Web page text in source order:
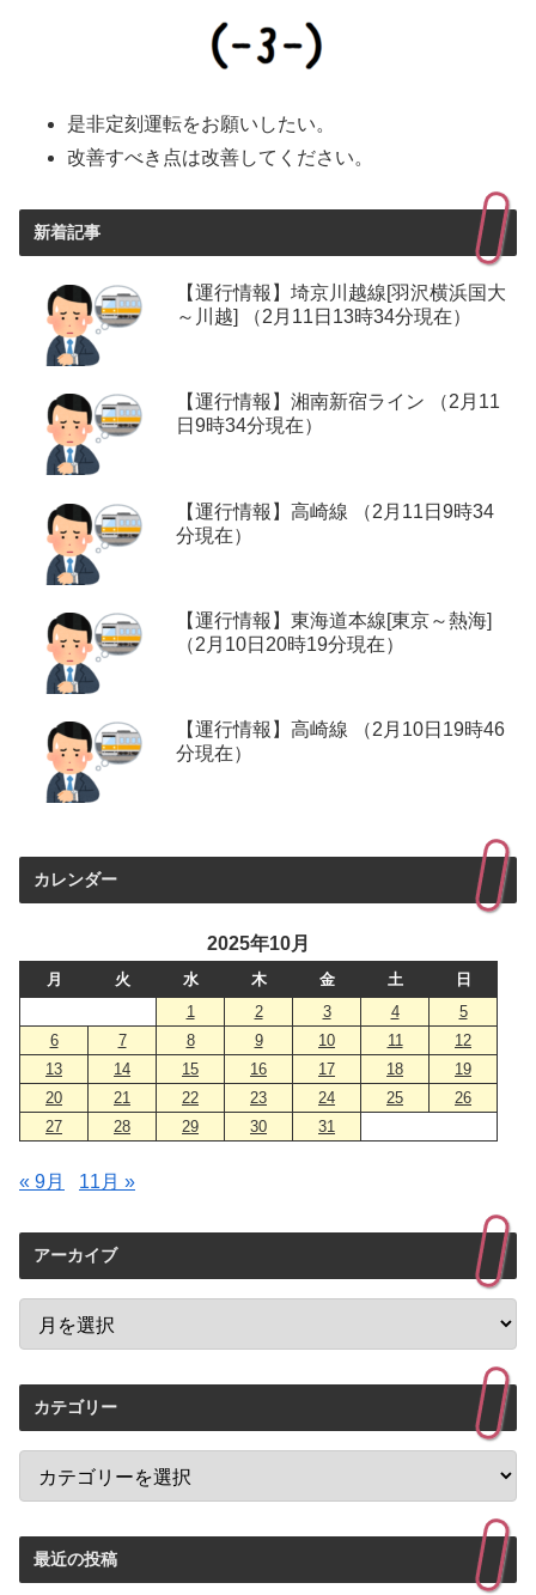
是非定刻運転をお願いしたい。
改善すべき点は改善してください。
新着記事
【運行情報】埼京川越線[羽沢横浜国大
～川越] （2月11日13時34分現在）
【運行情報】湘南新宿ライン （2月11
日9時34分現在）
【運行情報】高崎線 （2月11日9時34
分現在）
【運行情報】東海道本線[東京～熱海]
（2月10日20時19分現在）
【運行情報】高崎線 （2月10日19時46
分現在）
カレンダー
2025年10月
月 火 水 木 金 土
日
1
2 3 4
5
6
7 8 9 10 11
12
13
14 15 16 17 18
19
20
21 22 23 24 25
26
27
28 29 30 31
« 9月 11月 »
アーカイブ
カテゴリー
最近の投稿